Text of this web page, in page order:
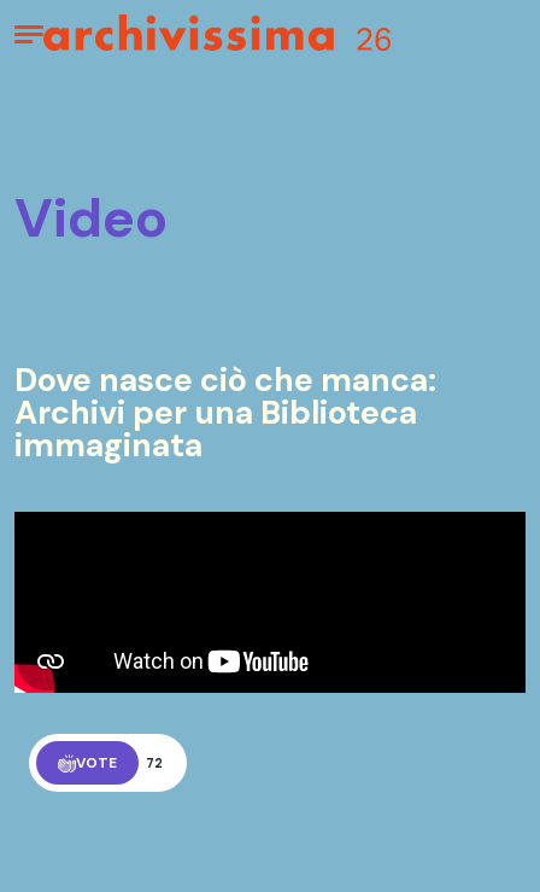
Home page
Apri il menu
video
Dove nasce ciò che manca:
Archivi per una Biblioteca
immaginata
VOTE 72